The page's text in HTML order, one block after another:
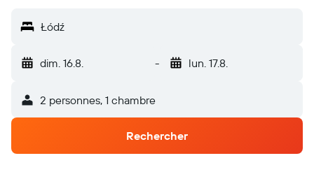
Łódź
dim. 16.8. - lun. 17.8.
2 personnes, 1 chambre
Rechercher